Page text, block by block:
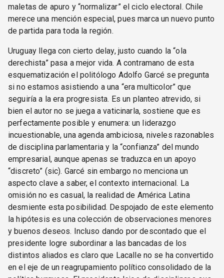
maletas de apuro y “normalizar” el ciclo electoral. Chile
merece una mención especial, pues marca un nuevo punto
de partida para toda la región.
Uruguay llega con cierto delay, justo cuando la “ola
derechista” pasa a mejor vida. A contramano de esta
esquematización el politólogo Adolfo Garcé se pregunta
si no estamos asistiendo a una “era multicolor” que
seguiría a la era progresista. Es un planteo atrevido, si
bien el autor no se juega a vaticinarla, sostiene que es
perfectamente posible y enumera: un liderazgo
incuestionable, una agenda ambiciosa, niveles razonables
de disciplina parlamentaria y la “confianza” del mundo
empresarial, aunque apenas se traduzca en un apoyo
“discreto” (sic). Garcé sin embargo no menciona un
aspecto clave a saber, el contexto internacional. La
omisión no es casual, la realidad de América Latina
desmiente esta posibilidad. Despojado de este elemento
la hipótesis es una colección de observaciones menores
y buenos deseos. Incluso dando por descontado que el
presidente logre subordinar a las bancadas de los
distintos aliados es claro que Lacalle no se ha convertido
en el eje de un reagrupamiento político consolidado de la